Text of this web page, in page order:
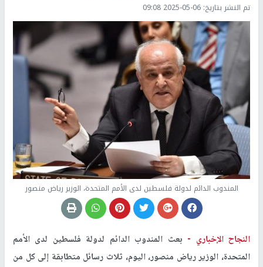
تم النشر بتاريخ: 2025-05-06 09:08
المندوب الدائم لدولة فلسطين لدى الأمم المتحدة، الوزير رياض منصور
النجاح الإخباري - بعث المندوب الدائم لدولة فلسطين لدى الأمم
المتحدة، الوزير رياض منصور، اليوم، ثلاث رسائل متطابقة إلى كل من